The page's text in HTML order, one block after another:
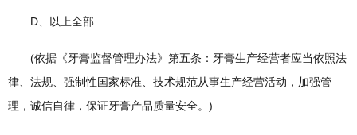
D、以上全部
(依据《牙膏监督管理办法》第五条：牙膏生产经营者应当依照法
律、法规、强制性国家标准、技术规范从事生产经营活动，加强管
理，诚信自律，保证牙膏产品质量安全。)